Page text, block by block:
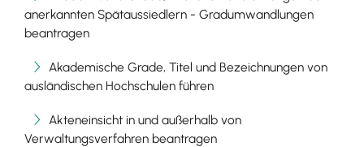
anerkannten Spätaussiedlern - Gradumwandlungen
beantragen
Akademische Grade, Titel und Bezeichnungen von
ausländischen Hochschulen führen
Akteneinsicht in und außerhalb von
Verwaltungsverfahren beantragen